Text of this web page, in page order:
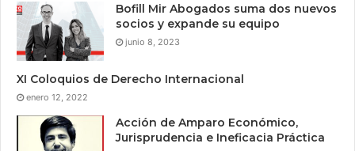
Bofill Mir Abogados suma dos nuevos
socios y expande su equipo
junio 8, 2023
XI Coloquios de Derecho Internacional
enero 12, 2022
Acción de Amparo Económico,
Jurisprudencia e Ineficacia Práctica